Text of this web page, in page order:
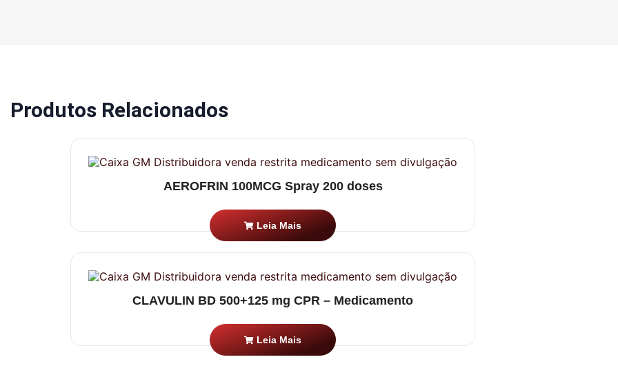
Produtos Relacionados
AEROFRIN 100MCG Spray 200 doses
Leia Mais
CLAVULIN BD 500+125 mg CPR – Medicamento
Leia Mais